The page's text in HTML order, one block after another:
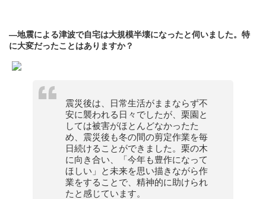
—地震による津波で自宅は大規模半壊になったと伺いました。特
に大変だったことはありますか？
震災後は、日常生活がままならず不
安に襲われる日々でしたが、栗園と
しては被害がほとんどなかったた
め、震災後も冬の間の剪定作業を毎
日続けることができました。栗の木
に向き合い、「今年も豊作になって
ほしい」と未来を思い描きながら作
業をすることで、精神的に助けられ
たと感じています。